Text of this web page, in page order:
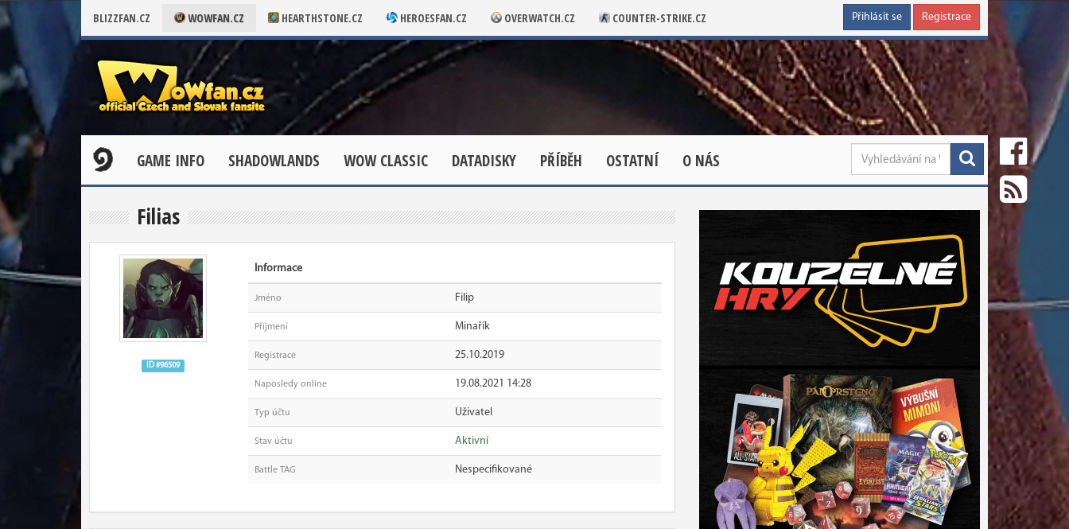
BLIZZFAN.CZ WOWFAN.CZ HEARTHSTONE.CZ HEROESFAN.CZ OVERWATCH.CZ COUNTER-STRIKE.CZ Přihlásit se Registrace
GAME INFO SHADOWLANDS WOW CLASSIC DATADISKY PŘÍBĚH OSTATNÍ O NÁS
Filias
ID #96509
Informace
Jméno Filip
Příjmení Minařík
Registrace 25.10.2019
Naposledy online 19.08.2021 14:28
Typ účtu Uživatel
Stav účtu Aktivní
Battle TAG Nespecifikované